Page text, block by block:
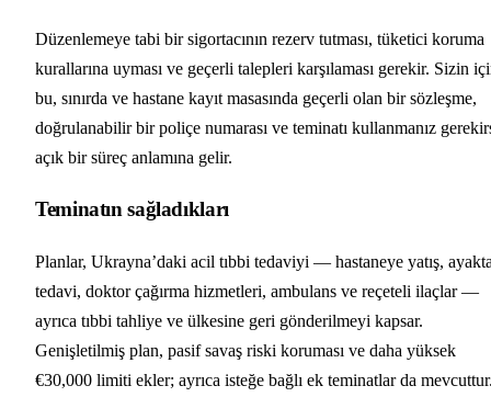
Düzenlemeye tabi bir sigortacının rezerv tutması, tüketici koruma
kurallarına uyması ve geçerli talepleri karşılaması gerekir. Sizin
bu, sınırda ve hastane kayıt masasında geçerli olan bir sözleşme,
doğrulanabilir bir poliçe numarası ve teminatı kullanmanız
açık bir süreç anlamına gelir.
Teminatın sağladıkları
Planlar, Ukrayna’daki acil tıbbi tedaviyi — hastaneye yatış,
tedavi, doktor çağırma hizmetleri, ambulans ve reçeteli ilaçlar —
ayrıca tıbbi tahliye ve ülkesine geri gönderilmeyi kapsar.
Genişletilmiş plan, pasif savaş riski koruması ve daha yüksek
€30,000 limiti ekler; ayrıca isteğe bağlı ek teminatlar da